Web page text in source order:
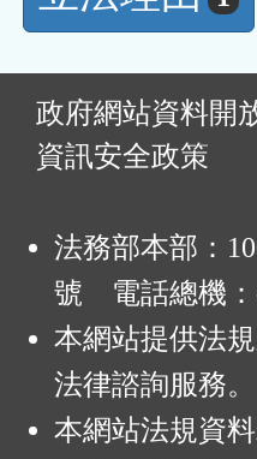
政府網站資料開
資訊安全政策
法務部本部：
號 電話總機：
本網站提供法
法律諮詢服務。
本網站法規資